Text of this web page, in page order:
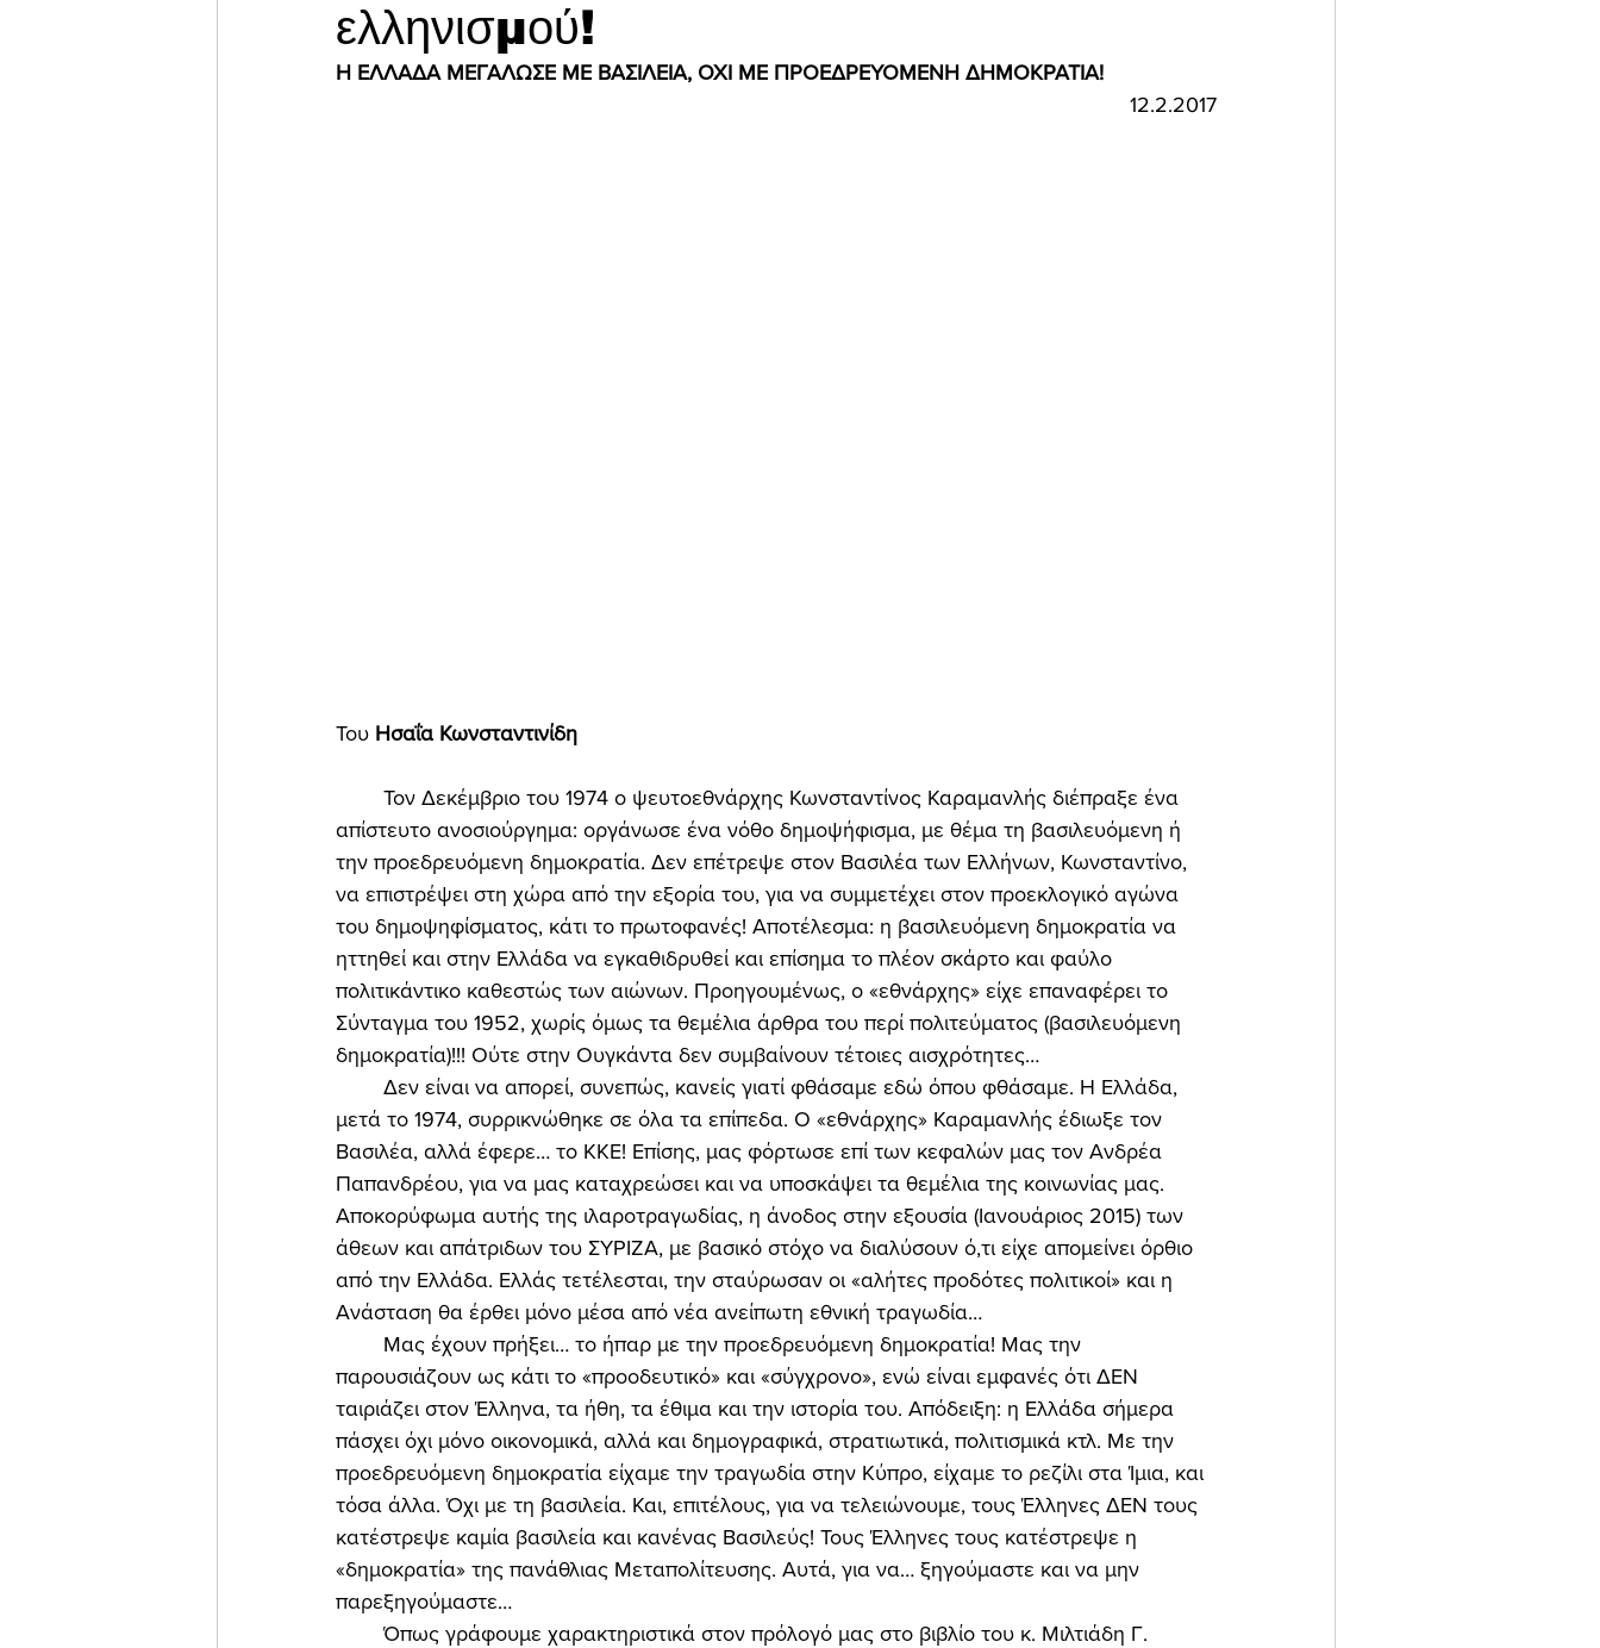
ελληνισμού!
Η ΕΛΛΑΔΑ ΜΕΓΑΛΩΣΕ ΜΕ ΒΑΣΙΛΕΙΑ, ΟΧΙ ΜΕ ΠΡΟΕΔΡΕΥΟΜΕΝΗ ΔΗΜΟΚΡΑΤΙΑ!
12.2.2017
Του Ησαΐα Κωνσταντινίδη
απίστευτο ανοσιούργημα: οργάνωσε ένα νόθο δημοψήφισμα, με θέμα τη βασιλευόμενη ή
την προεδρευόμενη δημοκρατία. Δεν επέτρεψε στον Βασιλέα των Ελλήνων, Κωνσταντίνο,
να επιστρέψει στη χώρα από την εξορία του, για να συμμετέχει στον προεκλογικό αγώνα
του δημοψηφίσματος, κάτι το πρωτοφανές! Αποτέλεσμα: η βασιλευόμενη δημοκρατία να
ηττηθεί και στην Ελλάδα να εγκαθιδρυθεί και επίσημα το πλέον σκάρτο και φαύλο
πολιτικάντικο καθεστώς των αιώνων. Προηγουμένως, ο «εθνάρχης» είχε επαναφέρει το
Σύνταγμα του 1952, χωρίς όμως τα θεμέλια άρθρα του περί πολιτεύματος (βασιλευόμενη
δημοκρατία)!!! Ούτε στην Ουγκάντα δεν συμβαίνουν τέτοιες αισχρότητες…
μετά το 1974, συρρικνώθηκε σε όλα τα επίπεδα. Ο «εθνάρχης» Καραμανλής έδιωξε τον
Βασιλέα, αλλά έφερε… το ΚΚΕ! Επίσης, μας φόρτωσε επί των κεφαλών μας τον Ανδρέα
Παπανδρέου, για να μας καταχρεώσει και να υποσκάψει τα θεμέλια της κοινωνίας μας.
Αποκορύφωμα αυτής της ιλαροτραγωδίας, η άνοδος στην εξουσία (Ιανουάριος 2015) των
άθεων και απάτριδων του ΣΥΡΙΖΑ, με βασικό στόχο να διαλύσουν ό,τι είχε απομείνει όρθιο
από την Ελλάδα. Ελλάς τετέλεσται, την σταύρωσαν οι «αλήτες προδότες πολιτικοί» και η
Ανάσταση θα έρθει μόνο μέσα από νέα ανείπωτη εθνική τραγωδία…
παρουσιάζουν ως κάτι το «προοδευτικό» και «σύγχρονο», ενώ είναι εμφανές ότι ΔΕΝ
ταιριάζει στον Έλληνα, τα ήθη, τα έθιμα και την ιστορία του. Απόδειξη: η Ελλάδα σήμερα
πάσχει όχι μόνο οικονομικά, αλλά και δημογραφικά, στρατιωτικά, πολιτισμικά κτλ. Με την
προεδρευόμενη δημοκρατία είχαμε την τραγωδία στην Κύπρο, είχαμε το ρεζίλι στα Ίμια, και
τόσα άλλα. Όχι με τη βασιλεία. Και, επιτέλους, για να τελειώνουμε, τους Έλληνες ΔΕΝ τους
κατέστρεψε καμία βασιλεία και κανένας Βασιλεύς! Τους Έλληνες τους κατέστρεψε η
«δημοκρατία» της πανάθλιας Μεταπολίτευσης. Αυτά, για να… ξηγούμαστε και να μην
παρεξηγούμαστε…